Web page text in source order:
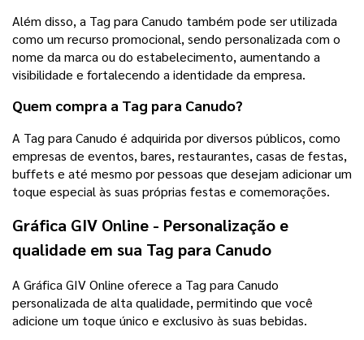
Além disso, a Tag para Canudo também pode ser utilizada
como um recurso promocional, sendo personalizada com o
nome da marca ou do estabelecimento, aumentando a
visibilidade e fortalecendo a identidade da empresa.
Quem compra a Tag para Canudo?
A Tag para Canudo é adquirida por diversos públicos, como
empresas de eventos, bares, restaurantes, casas de festas,
buffets e até mesmo por pessoas que desejam adicionar um
toque especial às suas próprias festas e comemorações.
Gráfica GIV Online - Personalização e
qualidade em sua Tag para Canudo
A Gráfica GIV Online oferece a Tag para Canudo
personalizada de alta qualidade, permitindo que você
adicione um toque único e exclusivo às suas bebidas.